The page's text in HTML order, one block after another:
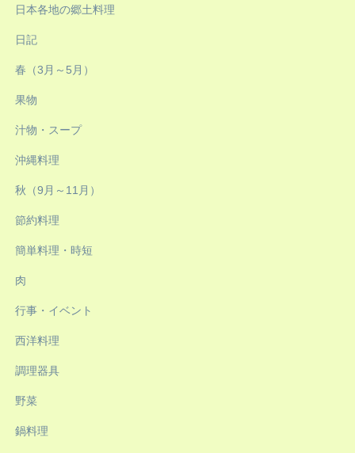
日本各地の郷土料理
日記
春（3月～5月）
果物
汁物・スープ
沖縄料理
秋（9月～11月）
節約料理
簡単料理・時短
肉
行事・イベント
西洋料理
調理器具
野菜
鍋料理